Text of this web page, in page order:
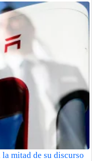
mitad de su discurso